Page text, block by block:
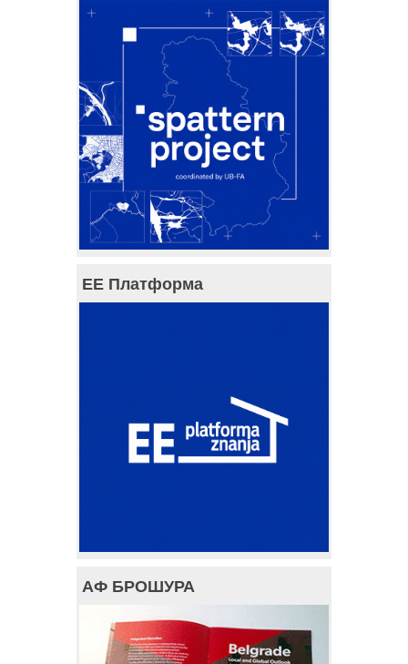
ЕЕ Платформа
АФ БРОШУРА